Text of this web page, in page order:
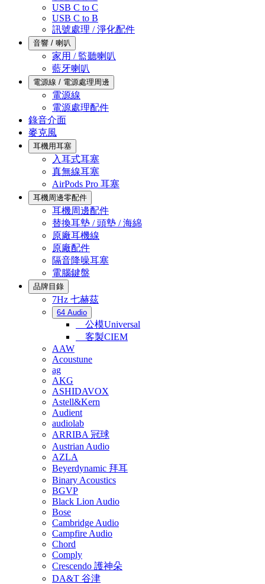
USB C to C
USB C to B
訊號處理 / 淨化配件
音響 / 喇叭
家用 / 監聽喇叭
藍牙喇叭
電源線 / 電源處理周邊
電源線
電源處理配件
錄音介面
麥克風
耳機用耳塞
入耳式耳塞
真無線耳塞
AirPods Pro 耳塞
耳機周邊零配件
耳機周邊配件
替換耳墊 / 頭墊 / 海綿
原廠耳機線
原廠配件
隔音降噪耳塞
電腦鍵盤
品牌目錄
7Hz 七赫茲
64 Audio
公模Universal
客製CIEM
AAW
Acoustune
ag
AKG
ASHIDAVOX
Astell&Kern
Audient
audiolab
ARRIBA 冠球
Austrian Audio
AZLA
Beyerdynamic 拜耳
Binary Acoustics
BGVP
Black Lion Audio
Bose
Cambridge Audio
Campfire Audio
Chord
Comply
Crescendo 護神朵
DA&T 谷津